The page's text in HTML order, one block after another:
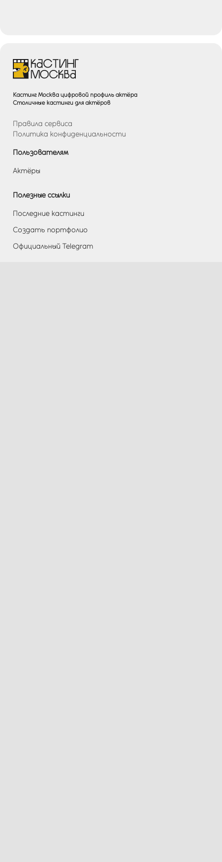
Кастинг Москва цифровой профиль актёра
Столичные кастинги для актёров
Правила сервиса
Политика конфиденциальности
Пользователям
Актёры
Полезные ссылки
Последние кастинги
Создать портфолио
Официальный Telegram